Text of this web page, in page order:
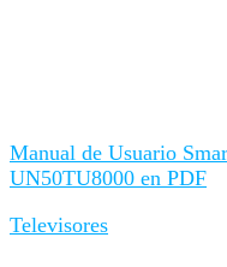
Manual de Usuario
UN50TU8000 en PDF
Televisores